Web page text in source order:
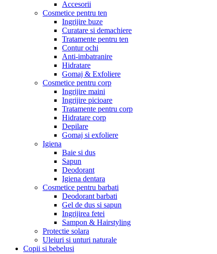
Accesorii
Cosmetice pentru ten
Ingrijire buze
Curatare si demachiere
Tratamente pentru ten
Contur ochi
Anti-imbatranire
Hidratare
Gomaj & Exfoliere
Cosmetice pentru corp
Ingrijire maini
Ingrijire picioare
Tratamente pentru corp
Hidratare corp
Depilare
Gomaj si exfoliere
Igiena
Baie si dus
Sapun
Deodorant
Igiena dentara
Cosmetice pentru barbati
Deodorant barbati
Gel de dus si sapun
Ingrijirea fetei
Sampon & Hairstyling
Protectie solara
Uleiuri si unturi naturale
Copii si bebelusi